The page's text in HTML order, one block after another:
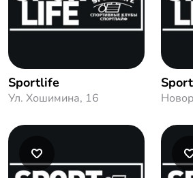
Sportlife
Ул. Хошимина, 16